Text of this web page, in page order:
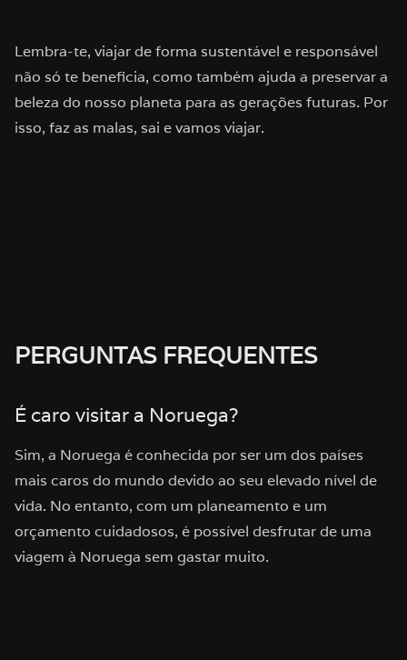
Lembra-te, viajar de forma sustentável e responsável
não só te beneficia, como também ajuda a preservar a
beleza do nosso planeta para as gerações futuras. Por
isso, faz as malas, sai e vamos viajar.
PERGUNTAS FREQUENTES
É caro visitar a Noruega?
Sim, a Noruega é conhecida por ser um dos países
mais caros do mundo devido ao seu elevado nível de
vida. No entanto, com um planeamento e um
orçamento cuidadosos, é possível desfrutar de uma
viagem à Noruega sem gastar muito.